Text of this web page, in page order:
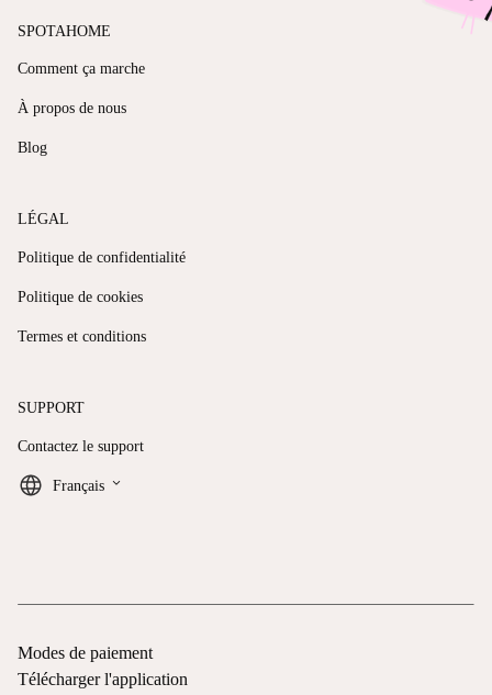
SPOTAHOME
Comment ça marche
À propos de nous
Blog
LÉGAL
Politique de confidentialité
Politique de cookies
Termes et conditions
SUPPORT
Contactez le support
Français keyboard_arrow_down
Modes de paiement
Télécharger l'application